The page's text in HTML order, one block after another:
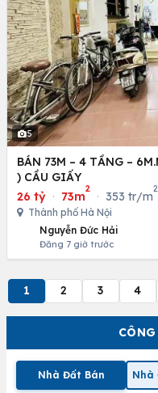
Nhà Đất Bán Nhà
5
BÁN 73M – 4 TẦNG –
) CẦU GIẤY
26 tỷ · 73m
2
· 353 tr/m
2
Thành phố Hà Nội
Nguyễn Đức Hải
Đăng 7 giờ trước
1 2 3 4